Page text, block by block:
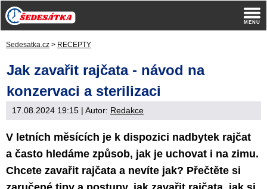
Sedesatka.cz > RECEPTY
Jak zavařit rajčata - návod na
konzervaci a sterilizaci
17.08.2024 19:15 | Autor: Redakce
V letních měsících je k dispozici nadbytek rajčat
a často hledáme způsob, jak je uchovat i na zimu.
Chcete zavařit rajčata a nevíte jak? Přečtěte si